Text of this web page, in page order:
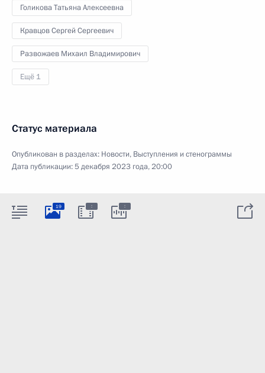
Голикова Татьяна Алексеевна
Кравцов Сергей Сергеевич
Развожаев Михаил Владимирович
Ещё 1
Статус материала
Опубликован в разделах: Новости, Выступления и стенограммы
Дата публикации:5 декабря 2023 года, 20:00
19 : :